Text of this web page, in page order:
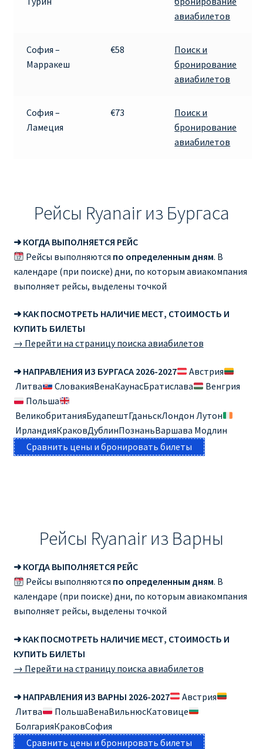
авиабилетов
София –
Марракеш
€58
Поиск и
бронирование
авиабилетов
София –
Ламеция
€73
Поиск и
бронирование
авиабилетов
Рейсы Ryanair из Бургаса
➜ КОГДА ВЫПОЛНЯЕТСЯ РЕЙС
Рейсы выполняются по определенным дням. В
календаре (при поиске) дни, по которым авиакомпания
выполняет рейсы, выделены точкой
➜ КАК ПОСМОТРЕТЬ НАЛИЧИЕ МЕСТ, СТОИМОСТЬ И
КУПИТЬ БИЛЕТЫ
→ Перейти на страницу поиска авиабилетов
➜ НАПРАВЛЕНИЯ ИЗ БУРГАСА 2026-2027
Австрия
Литва
СловакияВенаКаунасБратислава
Венгрия
Польша
ВеликобританияБудапештГданьскЛондон Лутон
ИрландияКраковДублинПознаньВаршава Модлин
Сравнить цены и бронировать билеты
Рейсы Ryanair из Варны
➜ КОГДА ВЫПОЛНЯЕТСЯ РЕЙС
Рейсы выполняются по определенным дням. В
календаре (при поиске) дни, по которым авиакомпания
выполняет рейсы, выделены точкой
➜ КАК ПОСМОТРЕТЬ НАЛИЧИЕ МЕСТ, СТОИМОСТЬ И
КУПИТЬ БИЛЕТЫ
→ Перейти на страницу поиска авиабилетов
➜ НАПРАВЛЕНИЯ ИЗ ВАРНЫ 2026-2027
Австрия
Литва
ПольшаВенаВильнюсКатовице
БолгарияКраковСофия
Сравнить цены и бронировать билеты